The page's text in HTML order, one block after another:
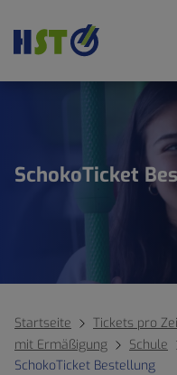
SchokoTicket
Startseite Tickets pro
mit Ermäßigung
Schule
SchokoTicket Bestellung